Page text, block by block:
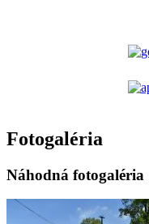
Fotogaléria
Náhodná fotogaléria